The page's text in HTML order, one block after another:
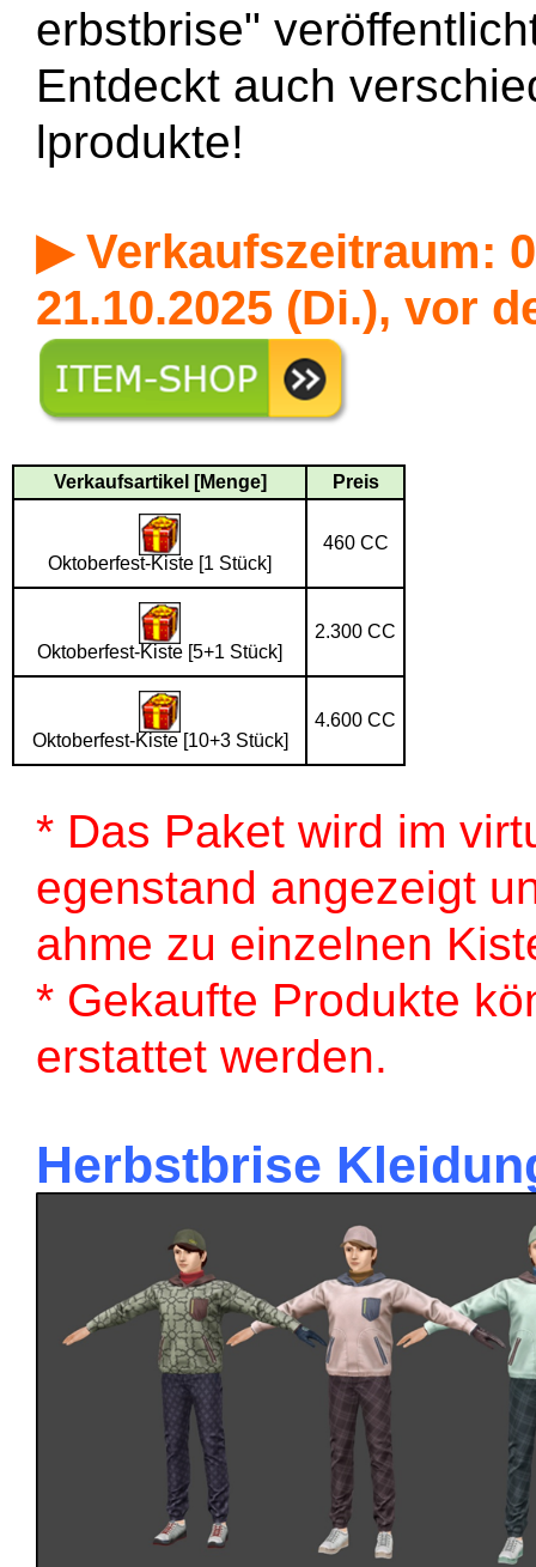
erbstbrise"
Entdeckt auch
lprodukte!
▶ Verkaufszeitraum:
21.10.2025 (Di.), vor
Verkaufsartikel [Menge] Preis
Oktoberfest-Kiste [1 Stück]
460 CC
Oktoberfest-Kiste [5+1 Stück]
2.300 CC
Oktoberfest-Kiste [10+3 Stück]
4.600 CC
* Das Paket wird im
egenstand angezeigt
ahme zu einzelnen
* Gekaufte Produkte
erstattet werden.
Herbstbrise